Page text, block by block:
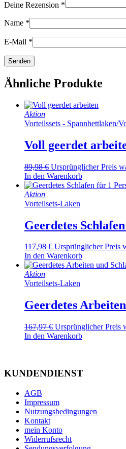
Deine Rezension *
Name *
E-Mail *
Ähnliche Produkte
Aktion
Vorteilssets - Spannbettlaken/
Voll geerdet
89,98€ Ursprünglicher Preis
In den Warenkorb
Aktion
Vorteilsets-Laken
Geerdetes
117,98€ Ursprünglicher Preis
In den Warenkorb
Aktion
Vorteilsets-Laken
Geerdetes
167,97€ Ursprünglicher Preis
In den Warenkorb
KUNDENDIENST
AGB
Impressum
Nutzungsbedingungen
Kontakt
mein Konto
Widerrufsrecht